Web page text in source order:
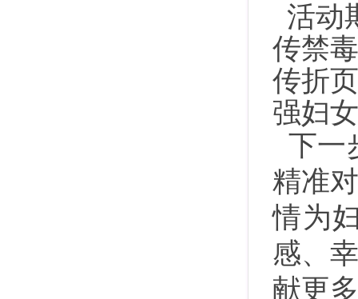
活动
传禁
传折
强妇
下一
精准
情为
感、
献更